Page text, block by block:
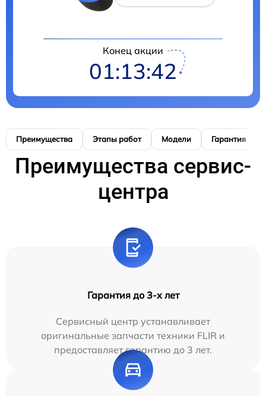
Конец акции
01:13:41
Преимущества Этапы работ Модели Гарантия
Преимущества сервис-
центра
Гарантия до 3-х лет
Сервисный центр устанавливает
оригинальные запчасти техники FLIR и
предоставляет гарантию до 3 лет.